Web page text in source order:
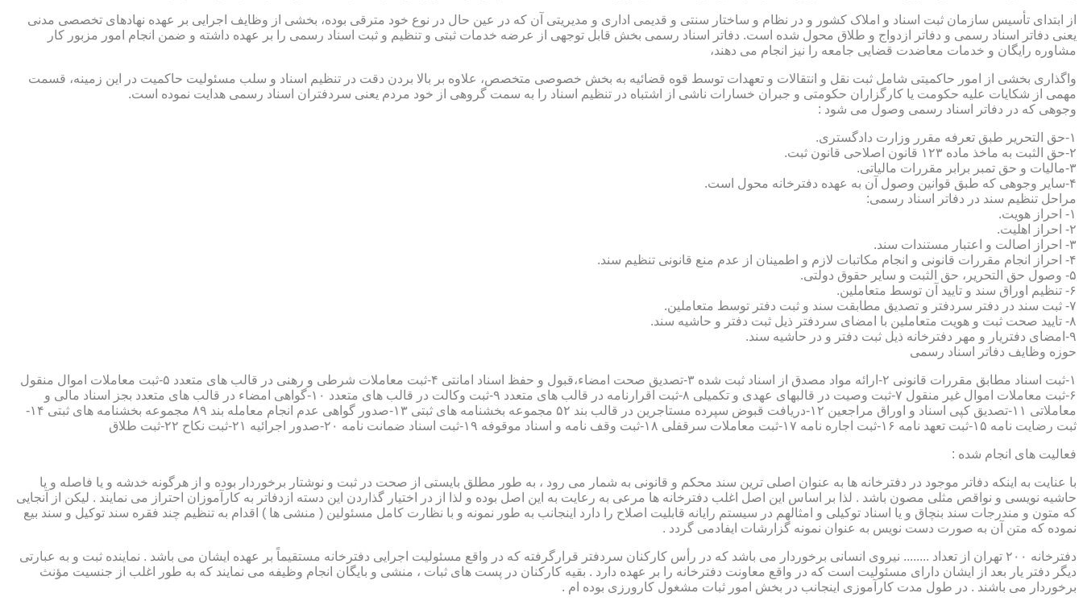
از ابتدای تأسیس سازمان ثبت اسناد و املاک کشور و در نظام و ساختار سنتی و قدیمی اداری و مدیریتی آن که در عین حال در نوع خود مترقی بوده، بخشی از وظایف اجرایی بر عهده نهادهای تخصصی مدنی
یعنی دفاتر اسناد رسمی و دفاتر ازدواج و طلاق محول شده است. دفاتر اسناد رسمی بخش قابل توجهی از عرضه خدمات ثبتی و تنظیم و ثبت اسناد رسمی را بر عهده داشته و ضمن انجام امور مزبور کار
مشاوره رایگان و خدمات معاضدت قضایی جامعه را نیز انجام می دهند،
واگذاری بخشی از امور حاکمیتی شامل ثبت نقل و انتقالات و تعهدات توسط قوه قضائیه به بخش خصوصی متخصص، علاوه بر بالا بردن دقت در تنظیم اسناد و سلب مسئولیت حاکمیت در این زمینه، قسمت
مهمی از شکایات علیه حکومت یا کارگزاران حکومتی و جبران خسارات ناشی از اشتباه در تنظیم اسناد را به سمت گروهی از خود مردم یعنی سردفتران اسناد رسمی هدایت نموده است.
وجوهی که در دفاتر اسناد رسمی وصول می شود :
۱-حق التحریر طبق تعرفه مقرر وزارت دادگستری.
۲-حق الثبت به ماخذ ماده ۱۲۳ قانون اصلاحی قانون ثبت.
۳-مالیات و حق تمبر برابر مقررات مالیاتی.
۴-سایر وجوهی که طبق قوانین وصول آن به عهده دفترخانه محول است.
مراحل تنظیم سند در دفاتر اسناد رسمی:
۱- احراز هویت.
۲- احراز اهلیت.
۳- احراز اصالت و اعتبار مستندات سند.
۴- احراز انجام مقررات قانونی و انجام مکاتبات لازم و اطمینان از عدم منع قانونی تنظیم سند.
۵- وصول حق التحریر، حق الثبت و سایر حقوق دولتی.
۶- تنظیم اوراق سند و تایید آن توسط متعاملین.
۷- ثبت سند در دفتر سردفتر و تصدیق مطابقت سند و ثبت دفتر توسط متعاملین.
۸- تایید صحت ثبت و هویت متعاملین با امضای سردفتر ذیل ثبت دفتر و حاشیه سند.
۹-امضای دفتریار و مهر دفترخانه ذیل ثبت دفتر و در حاشیه سند.
حوزه وظایف دفاتر اسناد رسمی
۱-ثبت اسناد مطابق مقررات قانونی ۲-ارائه مواد مصدق از اسناد ثبت شده ۳-تصدیق صحت امضاء،قبول و حفظ اسناد امانتی ۴-ثبت معاملات شرطی و رهنی در قالب های متعدد ۵-ثبت معاملات اموال منقول
۶-ثبت معاملات اموال غیر منقول ۷-ثبت وصیت در قالبهای عهدی و تکمیلی ۸-ثبت اقرارنامه در قالب های متعدد ۹-ثبت وکالت در قالب های متعدد ۱۰-گواهی امضاء در قالب های متعدد بجز اسناد مالی و
معاملاتی ۱۱-تصدیق کپی اسناد و اوراق مراجعین ۱۲-دریافت قبوض سپرده مستاجرین در قالب بند ۵۲ مجموعه بخشنامه های ثبتی ۱۳-صدور گواهی عدم انجام معامله بند ۸۹ مجموعه بخشنامه های ثبتی ۱۴-
ثبت رضایت نامه ۱۵-ثبت تعهد نامه ۱۶-ثبت اجاره نامه ۱۷-ثبت معاملات سرقفلی ۱۸-ثبت وقف نامه و اسناد موقوفه ۱۹-ثبت اسناد ضمانت نامه ۲۰-صدور اجرائیه ۲۱-ثبت نکاح ۲۲-ثبت طلاق
فعالیت های انجام شده :
با عنایت به اینکه دفاتر موجود در دفترخانه ها به عنوان اصلی ترین سند محکم و قانونی به شمار می رود ، به طور مطلق بایستی از صحت در ثبت و نوشتار برخوردار بوده و از هرگونه خدشه و یا فاصله و یا
حاشیه نویسی و نواقص مثلی مصون باشد . لذا بر اساس این اصل اغلب دفترخانه ها مرعی به رعایت به این اصل بوده و لذا از در اختیار گذاردن این دسته ازدفاتر به کارآموزان احتراز می نمایند . لیکن از آنجایی
که متون و مندرجات سند بنچاق و یا اسناد توکیلی و امثالهم در سیستم رایانه قابلیت اصلاح را دارد اینجانب به طور نمونه و با نظارت کامل مسئولین ( منشی ها ) اقدام به تنظیم چند فقره سند توکیل و سند بیع
نموده که متن آن به صورت دست نویس به عنوان نمونه گزارشات ایفادمی گردد .
دفترخانه ۲۰۰ تهران از تعداد ........ نیروی انسانی برخوردار می باشد که در رأس کارکنان سردفتر قرارگرفته که در واقع مسئولیت اجرایی دفترخانه مستقیماً بر عهده ایشان می باشد . نماینده ثبت و به عبارتی
دیگر دفتر یار بعد از ایشان دارای مسئولیت است که در واقع معاونت دفترخانه را بر عهده دارد . بقیه کارکنان در پست های ثبات ، منشی و بایگان انجام وظیفه می نمایند که به طور اغلب از جنسیت مؤنث
برخوردار می باشند . در طول مدت کارآموزی اینجانب در بخش امور ثبات مشغول کارورزی بوده ام .